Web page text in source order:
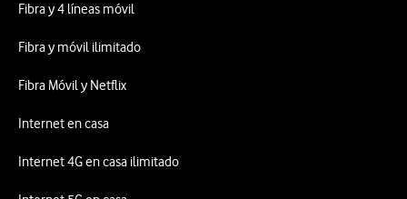
Fibra y 4 líneas móvil
Fibra y móvil ilimitado
Fibra Móvil y Netflix
Internet en casa
Internet 4G en casa ilimitado